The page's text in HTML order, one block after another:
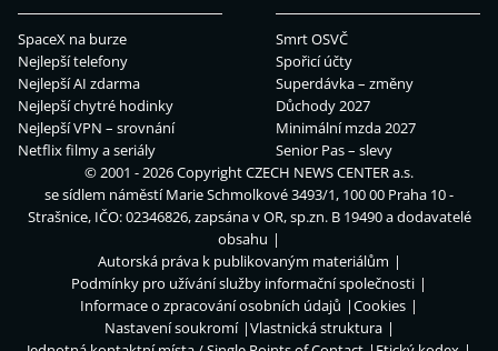
SpaceX na burze
Nejlepší telefony
Nejlepší AI zdarma
Nejlepší chytré hodinky
Nejlepší VPN – srovnání
Netflix filmy a seriály
Smrt OSVČ
Spořicí účty
Superdávka – změny
Důchody 2027
Minimální mzda 2027
Senior Pas – slevy
© 2001 - 2026 CopyrightCZECH NEWS CENTER a.s.
se sídlem náměstí Marie Schmolkové 3493/1, 100 00 Praha 10 -
Strašnice, IČO: 02346826, zapsána v OR, sp.zn. B 19490 a dodavatelé
obsahu
Autorská práva k publikovaným materiálům
Podmínky pro užívání služby informační společnosti
Informace o zpracování osobních údajů
Cookies
Nastavení soukromí
Vlastnická struktura